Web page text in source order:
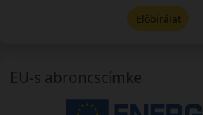
Előbírálat
EU-s abroncscímke